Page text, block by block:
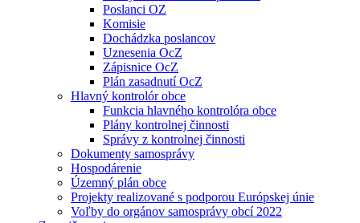
Poslanci OZ
Komisie
Dochádzka poslancov
Uznesenia OcZ
Zápisnice OcZ
Plán zasadnutí OcZ
Hlavný kontrolór obce
Funkcia hlavného kontrolóra obce
Plány kontrolnej činnosti
Správy z kontrolnej činnosti
Dokumenty samosprávy
Hospodárenie
Územný plán obce
Projekty realizované s podporou Európskej únie
Voľby do orgánov samosprávy obcí 2022